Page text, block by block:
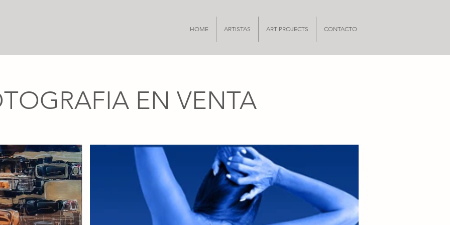
HOME ARTISTAS ART PROJECTS CONTACTO
EN VENTA